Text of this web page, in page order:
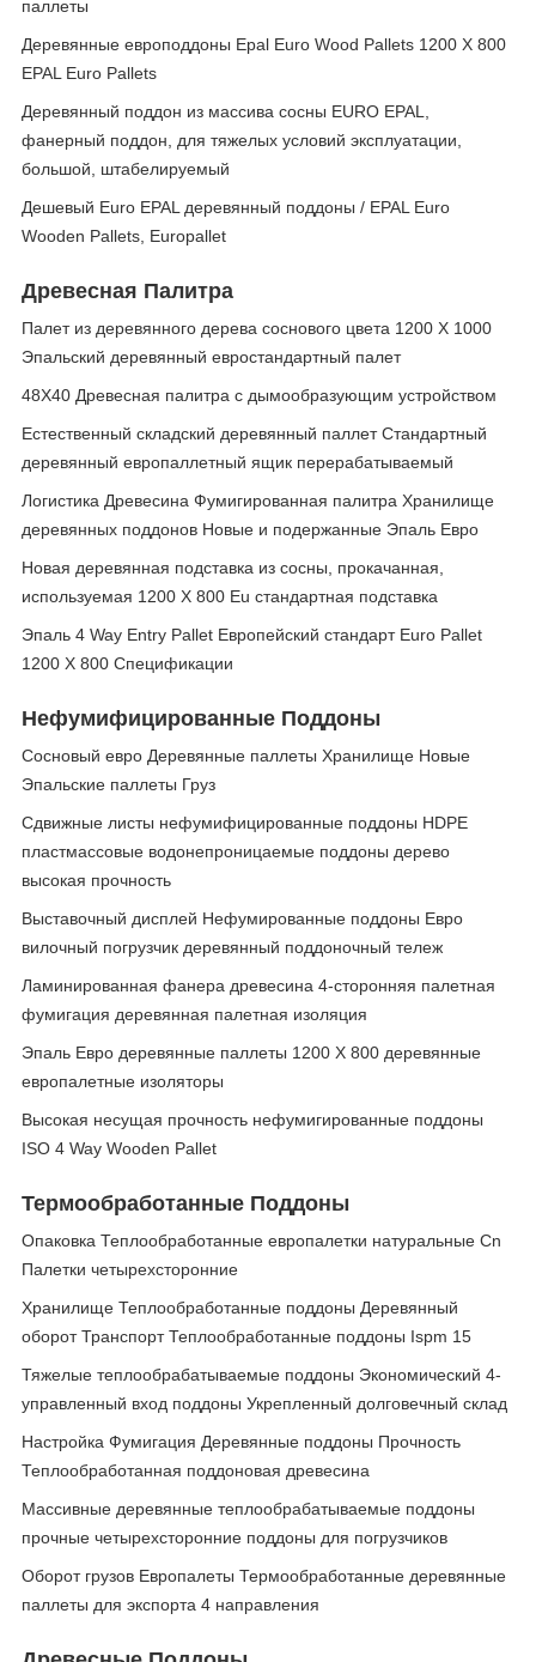
паллеты
Деревянные европоддоны Epal Euro Wood Pallets 1200 X 800
EPAL Euro Pallets
Деревянный поддон из массива сосны EURO EPAL,
фанерный поддон, для тяжелых условий эксплуатации,
большой, штабелируемый
Дешевый Euro EPAL деревянный поддоны / EPAL Euro
Wooden Pallets, Europallet
Древесная Палитра
Палет из деревянного дерева соснового цвета 1200 X 1000
Эпальский деревянный евростандартный палет
48X40 Древесная палитра с дымообразующим устройством
Естественный складский деревянный паллет Стандартный
деревянный европаллетный ящик перерабатываемый
Логистика Древесина Фумигированная палитра Хранилище
деревянных поддонов Новые и подержанные Эпаль Евро
Новая деревянная подставка из сосны, прокачанная,
используемая 1200 X 800 Eu стандартная подставка
Эпаль 4 Way Entry Pallet Европейский стандарт Euro Pallet
1200 X 800 Спецификации
Нефумифицированные Поддоны
Сосновый евро Деревянные паллеты Хранилище Новые
Эпальские паллеты Груз
Сдвижные листы нефумифицированные поддоны HDPE
пластмассовые водонепроницаемые поддоны дерево
высокая прочность
Выставочный дисплей Нефумированные поддоны Евро
вилочный погрузчик деревянный поддоночный тележ
Ламинированная фанера древесина 4-сторонняя палетная
фумигация деревянная палетная изоляция
Эпаль Евро деревянные паллеты 1200 X 800 деревянные
европалетные изоляторы
Высокая несущая прочность нефумигированные поддоны
ISO 4 Way Wooden Pallet
Термообработанные Поддоны
Опаковка Теплообработанные европалетки натуральные Cn
Палетки четырехсторонние
Хранилище Теплообработанные поддоны Деревянный
оборот Транспорт Теплообработанные поддоны Ispm 15
Тяжелые теплообрабатываемые поддоны Экономический 4-
управленный вход поддоны Укрепленный долговечный склад
Настройка Фумигация Деревянные поддоны Прочность
Теплообработанная поддоновая древесина
Массивные деревянные теплообрабатываемые поддоны
прочные четырехсторонние поддоны для погрузчиков
Оборот грузов Европалеты Термообработанные деревянные
паллеты для экспорта 4 направления